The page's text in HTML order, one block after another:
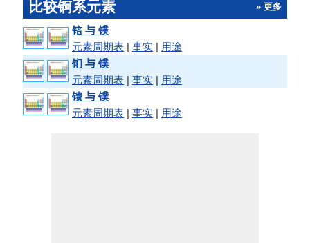
比较锕系元素 » 更多
锫 与 镤
元素周期表 | 事实 | 用途
钔 与 镤
元素周期表 | 事实 | 用途
镄 与 镤
元素周期表 | 事实 | 用途